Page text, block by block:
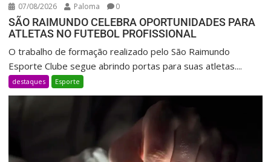
07/08/2026 Paloma 0
SÃO RAIMUNDO CELEBRA OPORTUNIDADES PARA
ATLETAS NO FUTEBOL PROFISSIONAL
O trabalho de formação realizado pelo São Raimundo
Esporte Clube segue abrindo portas para suas atletas....
destaques Esporte